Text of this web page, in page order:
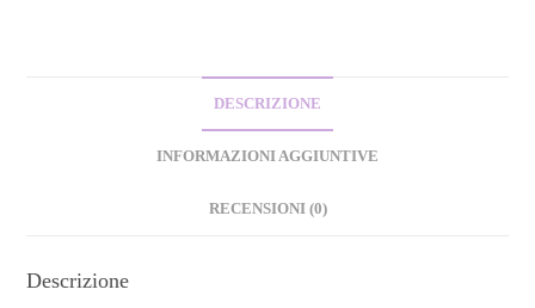
DESCRIZIONE
INFORMAZIONI AGGIUNTIVE
RECENSIONI (0)
Descrizione